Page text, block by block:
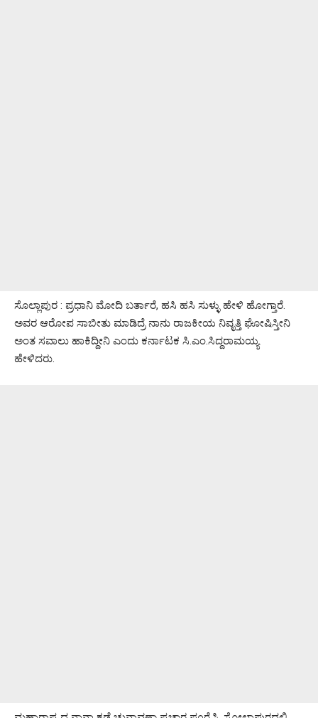
ಸೊಲ್ಲಾಪುರ : ಪ್ರಧಾನಿ ಮೋದಿ ಬರ್ತಾರೆ, ಹಸಿ ಹಸಿ ಸುಳ್ಳು ಹೇಳಿ ಹೋಗ್ತಾರೆ.
ಅವರ ಆರೋಪ ಸಾಬೀತು ಮಾಡಿದ್ರೆ ನಾನು ರಾಜಕೀಯ ನಿವೃತ್ತಿ ಘೋಷಿಸ್ತೀನಿ
ಅಂತ ಸವಾಲು ಹಾಕಿದ್ದೀನಿ ಎಂದು ಕರ್ನಾಟಕ ಸಿ.ಎಂ.ಸಿದ್ದರಾಮಯ್ಯ
ಹೇಳಿದರು.